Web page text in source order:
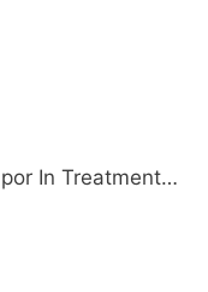
por In Treatment…